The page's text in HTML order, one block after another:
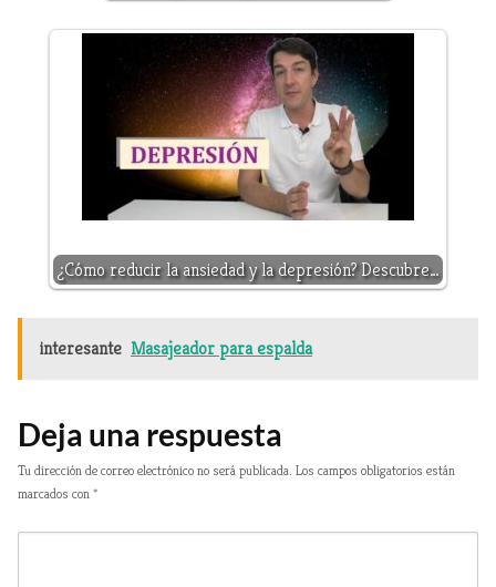
¿Cómo reducir la ansiedad y la depresión? Descubre…
interesante Masajeador para espalda
Deja una respuesta
Tu dirección de correo electrónico no será publicada. Los campos obligatorios están
marcados con*